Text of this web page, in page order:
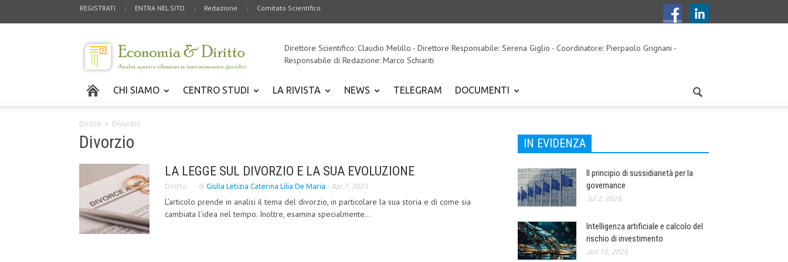
REGISTRATI ENTRA NEL SITO Redazione Comitato Scientifico
Direttore Scientifico: Claudio Melillo - Direttore Responsabile: Serena Giglio - Coordinatore: Pierpaolo Grignani -
Responsabile di Redazione: Marco Schiariti
CHI SIAMO CENTRO STUDI LA RIVISTA NEWS TELEGRAM DOCUMENTI
Diritto Divorzio
Divorzio
LA LEGGE SUL DIVORZIO E LA SUA EVOLUZIONE
Diritto di Giulia Letizia Caterina Lilia De Maria - Apr 7, 2025
L’articolo prende in analisi il tema del divorzio, in particolare la sua storia e di come sia
cambiata l’idea nel tempo. Inoltre, esamina specialmente...
IN EVIDENZA
Il principio di sussidiarietà per la
governance
Jul 2, 2026
Intelligenza artificiale e calcolo del
rischio di investimento
Jun 15, 2026